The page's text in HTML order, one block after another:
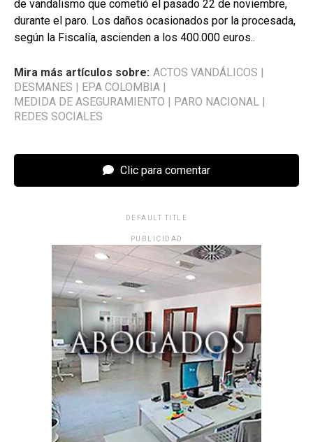
de vandalismo que cometió el pasado 22 de noviembre,
durante el paro. Los daños ocasionados por la procesada,
según la Fiscalía, ascienden a los 400.000 euros..
Mira más artículos sobre: ACTOS VANDÁLICOS
DESMANES
EPA COLOMBIA
MEDIDA DE ASEGURAMIENTO
PARO NACIONAL
REDES SOCIALES
Clic para comentar
DEFAULT TITLE
PUBLICIDAD